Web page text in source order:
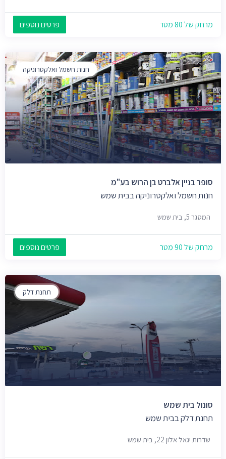
מרחק של 80 מטר פרטים נוספים
חנות חשמל ואלקטרוניקה
סופר בניין אלברט בן הרוש בע"מ
חנות חשמל ואלקטרוניקה בבית שמש
המסגר 5, בית שמש
מרחק של 90 מטר פרטים נוספים
תחנת דלק
סונול בית שמש
תחנת דלק בבית שמש
שדרות יגאל אלון 22, בית שמש